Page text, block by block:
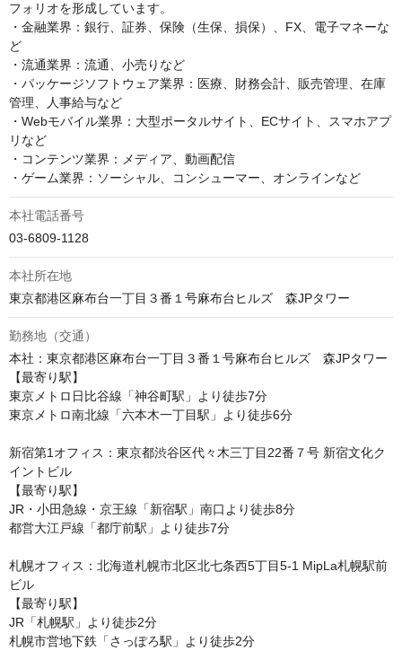
フォリオを形成しています。
・金融業界：銀行、証券、保険（生保、損保）、FX、電子マネーな
ど
・流通業界：流通、小売りなど
・パッケージソフトウェア業界：医療、財務会計、販売管理、在庫
管理、人事給与など
・Webモバイル業界：大型ポータルサイト、ECサイト、スマホアプ
リなど
・コンテンツ業界：メディア、動画配信
・ゲーム業界：ソーシャル、コンシューマー、オンラインなど
本社電話番号
03-6809-1128
本社所在地
勤務地（交通）
本社：東京都港区麻布台一丁目３番１号麻布台ヒルズ　森JPタワー
【最寄り駅】
東京メトロ日比谷線「神谷町駅」より徒歩7分
東京メトロ南北線「六本木一丁目駅」より徒歩6分
新宿第1オフィス：東京都渋谷区代々木三丁目22番７号 新宿文化ク
イントビル
【最寄り駅】
JR・小田急線・京王線「新宿駅」南口より徒歩8分
都営大江戸線「都庁前駅」より徒歩7分
札幌オフィス：北海道札幌市北区北七条西5丁目5-1 MipLa札幌駅前
ビル
【最寄り駅】
JR「札幌駅」より徒歩2分
札幌市営地下鉄「さっぽろ駅」より徒歩2分